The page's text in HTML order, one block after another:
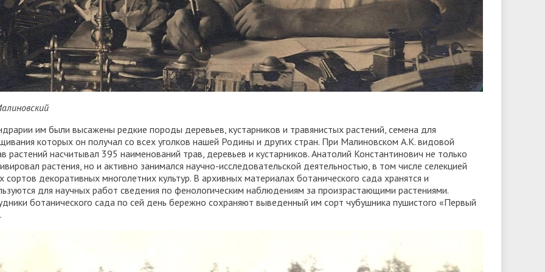
им были высажены редкие породы деревьев, кустарников и травянистых растений, семена для
которых он получал со всех уголков нашей Родины и других стран. При Малиновском А.К. видовой
растений насчитывал 395 наименований трав, деревьев и кустарников. Анатолий Константинович не только
растения, но и активно занимался научно-исследовательской деятельностью, в том числе селекцией
сортов декоративных многолетних культур. В архивных материалах ботанического сада хранятся и
для научных работ сведения по фенологическим наблюдениям за произрастающими растениями.
ботанического сада по сей день бережно сохраняют выведенный им сорт чубушника пушистого «Первый